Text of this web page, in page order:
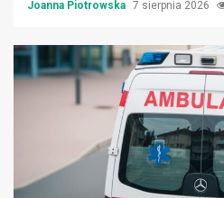
Joanna Piotrowska 7 sierpnia 2026